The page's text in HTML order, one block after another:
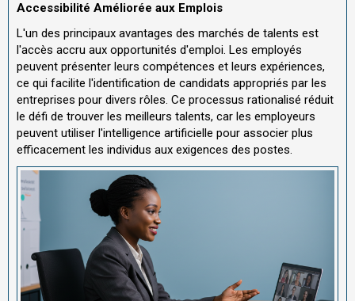
Accessibilité Améliorée aux Emplois
L'un des principaux avantages des marchés de talents est
l'accès accru aux opportunités d'emploi. Les employés
peuvent présenter leurs compétences et leurs expériences,
ce qui facilite l'identification de candidats appropriés par les
entreprises pour divers rôles. Ce processus rationalisé réduit
le défi de trouver les meilleurs talents, car les employeurs
peuvent utiliser l'intelligence artificielle pour associer plus
efficacement les individus aux exigences des postes.